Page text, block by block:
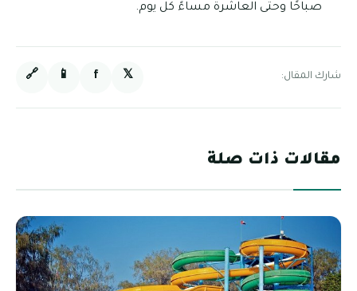
صباحًا وحتى العاشرة مساءً كل يوم.
شارك المقال: 𝕏
f
📱
🔗
مقالات ذات صلة